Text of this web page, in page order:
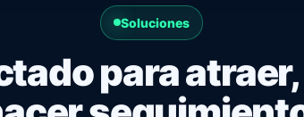
Soluciones
para